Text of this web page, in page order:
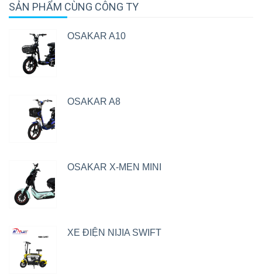
SẢN PHẨM CÙNG CÔNG TY
OSAKAR A10
OSAKAR A8
OSAKAR X-MEN MINI
XE ĐIỆN NIJIA SWIFT